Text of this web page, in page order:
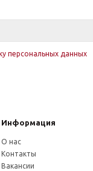
персональных данных
Информация
О нас
Контакты
Вакансии